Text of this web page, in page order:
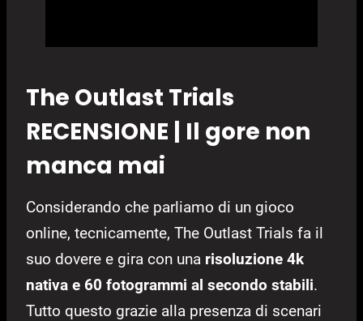
The Outlast Trials
RECENSIONE | Il gore non
manca mai
Considerando che parliamo di un gioco
online, tecnicamente, The Outlast Trials fa il
suo dovere e gira con una risoluzione 4k
nativa e 60 fotogrammi al secondo stabili.
Tutto questo grazie alla presenza di scenari